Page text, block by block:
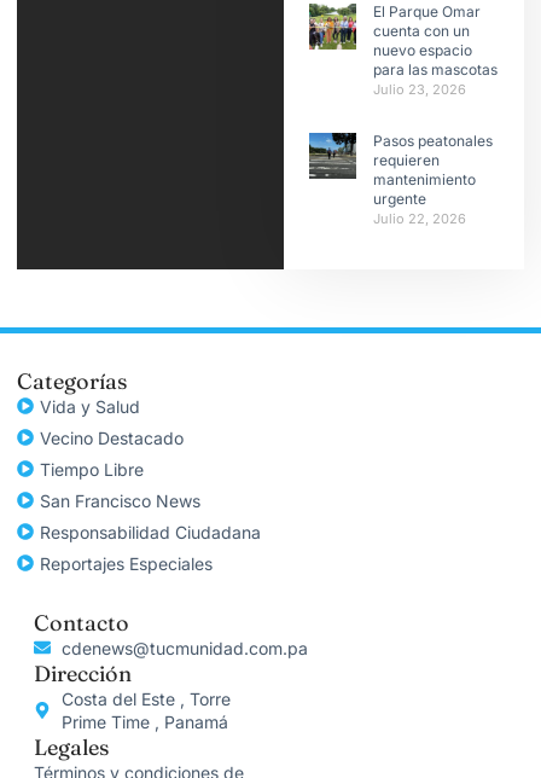
El Parque Omar
cuenta con un
nuevo espacio
para las mascotas
Julio 23, 2026
Pasos peatonales
requieren
mantenimiento
urgente
Julio 22, 2026
Categorías
Vida y Salud
Vecino Destacado
Tiempo Libre
San Francisco News
Responsabilidad Ciudadana
Reportajes Especiales
Contacto
cdenews@tucmunidad.com.pa
Dirección
Costa del Este , Torre
Prime Time , Panamá
Legales
Términos y condiciones de